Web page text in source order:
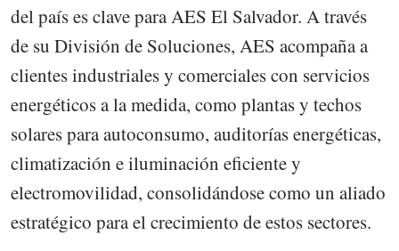
del país es clave para AES El Salvador. A través
de su División de Soluciones, AES acompaña a
clientes industriales y comerciales con servicios
energéticos a la medida, como plantas y techos
solares para autoconsumo, auditorías energéticas,
climatización e iluminación eficiente y
electromovilidad, consolidándose como un aliado
estratégico para el crecimiento de estos sectores.